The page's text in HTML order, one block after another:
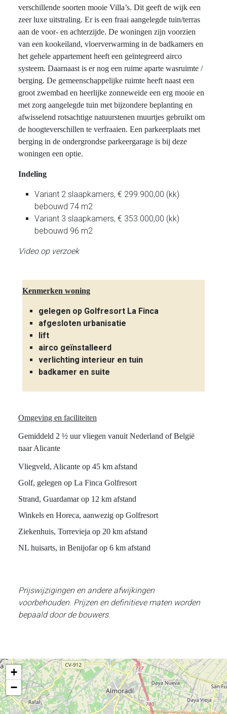
verschillende soorten mooie Villa’s. Dit geeft de wijk een
zeer luxe uitstraling. Er is een fraai aangelegde tuin/terras
aan de voor- en achterzijde. De woningen zijn voorzien
van een kookeiland, vloerverwarming in de badkamers en
het gehele appartement heeft een geïntegreerd airco
systeem. Daarnaast is er nog een ruime aparte wasruimte /
berging. De gemeenschappelijke ruimte heeft naast een
groot zwembad en heerlijke zonneweide een erg mooie en
met zorg aangelegde tuin met bijzondere beplanting en
afwisselend rotsachtige natuurstenen muurtjes gebruikt om
de hoogteverschillen te verfraaien. Een parkeerplaats met
berging in de ondergrondse parkeergarage is bij deze
woningen een optie.
Indeling
Variant 2 slaapkamers, € 299.900,00 (kk)
bebouwd 74 m2
Variant 3 slaapkamers, € 353.000,00 (kk)
bebouwd 96 m2
Video op verzoek
Kenmerken woning
gelegen op Golfresort La Finca
afgesloten urbanisatie
lift
airco geïnstalleerd
verlichting interieur en tuin
badkamer en suite
Omgeving en faciliteiten
Gemiddeld 2 ½ uur vliegen vanuit Nederland of België
naar Alicante
Vliegveld, Alicante op 45 km afstand
Golf, gelegen op La Finca Golfresort
Strand, Guardamar op 12 km afstand
Winkels en Horeca, aanwezig op Golfresort
Ziekenhuis, Torrevieja op 20 km afstand
NL huisarts, in Benijofar op 6 km afstand
Prijswijzigingen en andere afwijkingen
voorbehouden. Prijzen en definitieve maten worden
bepaald door de bouwers.
+
−